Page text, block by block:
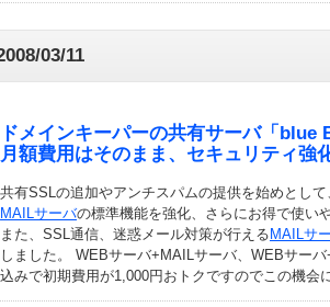
03/11
ドメインキーパーの共有サーバ「blue
月額費用はそのまま、セキュリティ強
共有SSLの追加やアンチスパムの提供を始めとし
MAILサーバの標準機能を強化、さらにお得で使い
また、SSL通信、迷惑メール対策が行える MAILサ
しました。 WEBサーバ+MAILサーバ、WEBサー
込みで初期費用が1,000円おトクですのでこの機会